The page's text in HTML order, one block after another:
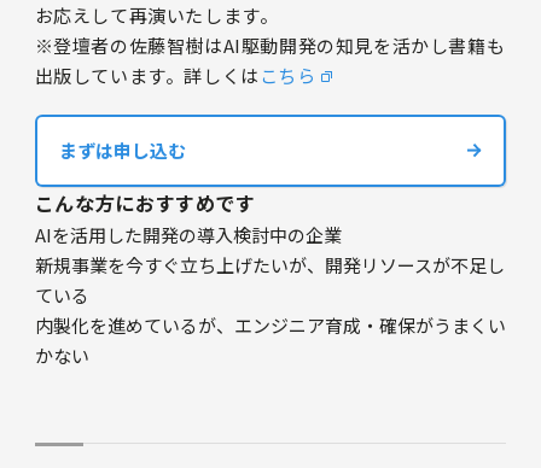
お応えして再演いたします。
※登壇者の佐藤智樹はAI駆動開発の知見を活かし書籍も
出版しています。詳しくはこちら
まずは申し込む
こんな方におすすめです
AIを活用した開発の導入検討中の企業
新規事業を今すぐ立ち上げたいが、開発リソースが不足し
ている
内製化を進めているが、エンジニア育成・確保がうまくい
かない